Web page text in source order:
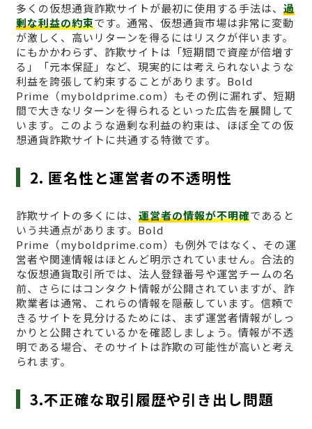
多くの仮想通貨詐欺サイトが最初に使用する手法は、 過
剰な利益の約束です。通常、仮想通貨市場は非常に変動
が激しく、高いリターンを得るにはリスクが伴います。
にもかかわらず、詐欺サイトは「短期間で資産が倍増す
る」「元本保証」など、現実的には考えられないような
利益を誇張して約束することがあります。Bold
Prime（myboldprime.com）もその例に漏れず、短期
間で大きなリターンを得られるといった広告を展開して
います。このような過剰な利益の約束は、ほぼ全ての仮
想通貨詐欺サイトに共通する特徴です。
2. 匿名性と運営者の不透明性
詐欺サイトの多くには、 運営者の情報が不明確であると
いう共通点があります。Bold
Prime（myboldprime.com）も例外ではなく、その運
営者や関連情報はほとんど明示されていません。合法的
な仮想通貨取引所では、法人登録番号や運営チームの名
前、さらにはコンタクト情報が公開されていますが、詐
欺業者は通常、これらの情報を隠蔽しています。信頼で
きるサイトを見分けるためには、まず運営者情報がしっ
かりと公開されているかを確認しましょう。情報が不透
明である場合、そのサイトは詐欺の可能性が高いと考え
られます。
3.不正確な取引履歴や引き出し問題